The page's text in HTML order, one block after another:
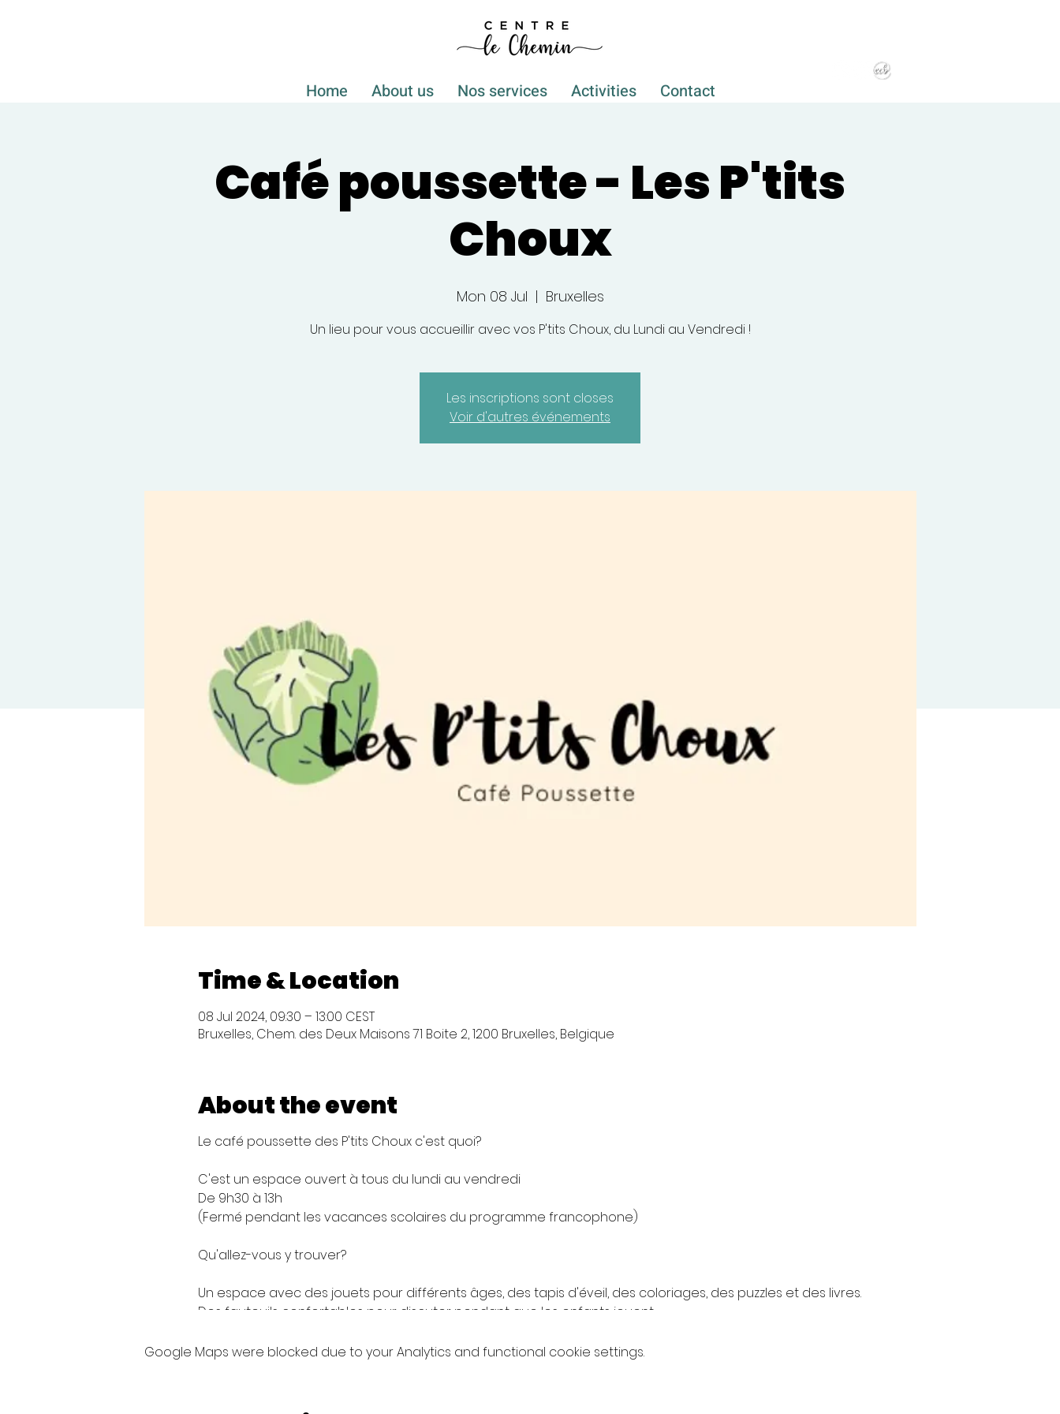
Home About us Nos services Activities Contact
Café poussette - Les P'tits
Choux
Mon 08 Jul
  |
Bruxelles
Un lieu pour vous accueillir avec vos P'tits Choux, du Lundi au Vendredi !
Les inscriptions sont closes
Voir d'autres événements
Time & Location
08 Jul 2024, 09:30 – 13:00 CEST
Bruxelles, Chem. des Deux Maisons 71 Boite 2, 1200 Bruxelles, Belgique
About the event
Le café poussette des P'tits Choux c'est quoi?
C'est un espace ouvert à tous du lundi au vendredi
De 9h30 à 13h
(Fermé pendant les vacances scolaires du programme francophone)
Qu'allez-vous y trouver?
Un espace avec des jouets pour différents âges, des tapis d'éveil, des coloriages, des puzzles et des livres.
Des fauteuils confortables pour discuter pendant que les enfants jouent.
suggérée de 2€)
Google Maps were blocked due to your Analytics and functional cookie settings.